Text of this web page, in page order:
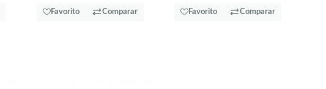
Favorito Comparar Favorito Comparar